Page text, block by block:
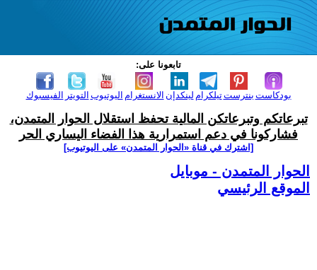
تابعونا على:
الفيسبوك التويتر اليوتيوب الانستغرام لينكدإن تيلكرامبنترست بودكاست
تبرعاتكم وتبرعاتكن المالية تحفظ استقلال الحوار المتمدن،
فشاركونا في دعم استمرارية هذا الفضاء اليساري الحر
[اشترك في قناة ‫«الحوار المتمدن» على اليوتيوب]
الحوار المتمدن - موبايل
الموقع الرئيسي